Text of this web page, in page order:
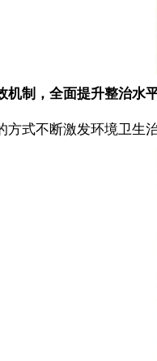
制，全面提升整治水平
式不断激发环境卫生